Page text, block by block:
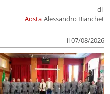
Aosta
di
Alessandro Bianchet
il 07/08/2026